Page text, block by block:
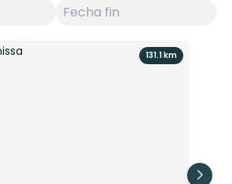
y sabor.
131.1 km